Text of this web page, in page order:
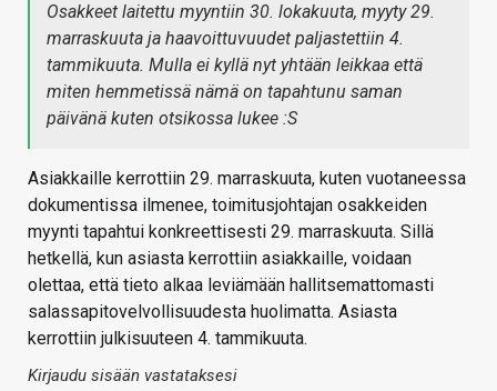
Osakkeet laitettu myyntiin 30. lokakuuta, myyty 29.
marraskuuta ja haavoittuvuudet paljastettiin 4.
tammikuuta. Mulla ei kyllä nyt yhtään leikkaa että
miten hemmetissä nämä on tapahtunu saman
päivänä kuten otsikossa lukee :S
Asiakkaille kerrottiin 29. marraskuuta, kuten vuotaneessa
dokumentissa ilmenee, toimitusjohtajan osakkeiden
myynti tapahtui konkreettisesti 29. marraskuuta. Sillä
hetkellä, kun asiasta kerrottiin asiakkaille, voidaan
olettaa, että tieto alkaa leviämään hallitsemattomasti
salassapitovelvollisuudesta huolimatta. Asiasta
kerrottiin julkisuuteen 4. tammikuuta.
Kirjaudu sisään vastataksesi